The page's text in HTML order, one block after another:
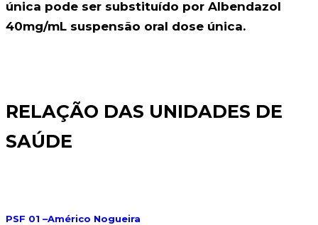
única pode ser substituído por Albendazol
40mg/mL suspensão oral dose única.
RELAÇÃO DAS UNIDADES DE
SAÚDE
PSF 01 –Américo Nogueira